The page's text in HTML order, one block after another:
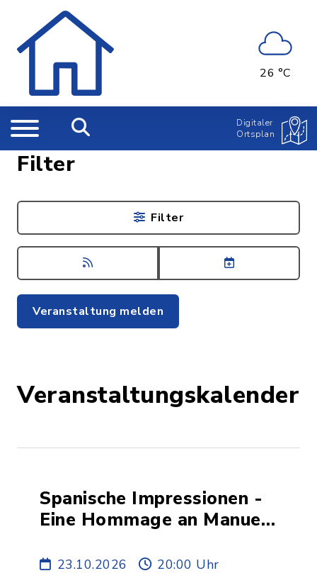
26 °C
Digitaler
Ortsplan
Veranstaltungskalender
Spanische Impressionen -
Eine Hommage an Manuel
23.10.2026
20:00 Uhr
Filter
Filter
Veranstaltung melden